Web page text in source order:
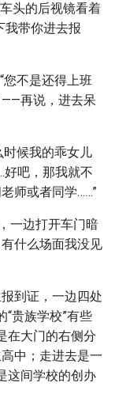
头的后视镜看着
我带你进去报
您不是还得上班
——再说，进去呆
时候我的乖女儿
吧，那我就不
师或者同学……”
一边打开车门暗
什么场面我没见
到证，一边四处
贵族学校”有些
在大门的右侧分
中；走进去是一
这间学校的创办